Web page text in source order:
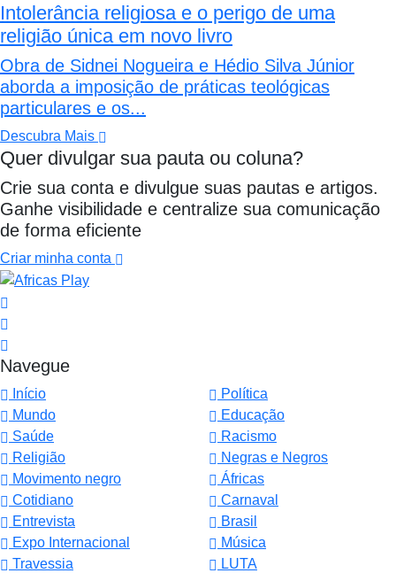
Intolerância religiosa e o perigo de uma
religião única em novo livro
Obra de Sidnei Nogueira e Hédio Silva Júnior
aborda a imposição de práticas teológicas
particulares e os...
Descubra Mais
Quer divulgar sua pauta ou coluna?
Crie sua conta e divulgue suas pautas e artigos.
Ganhe visibilidade e centralize sua comunicação
de forma eficiente
Criar minha conta
Navegue
Início
Política
Mundo
Educação
Saúde
Racismo
Religião
Negras e Negros
Movimento negro
Áfricas
Cotidiano
Carnaval
Entrevista
Brasil
Expo Internacional
Música
Travessia
LUTA